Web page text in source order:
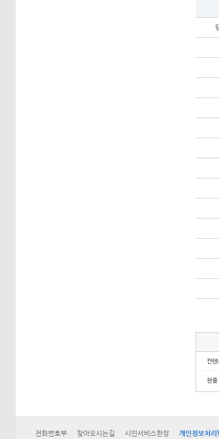
컨텐
한줄
전화번호부 찾아오시는길 시민서비스헌장 개인정보처리